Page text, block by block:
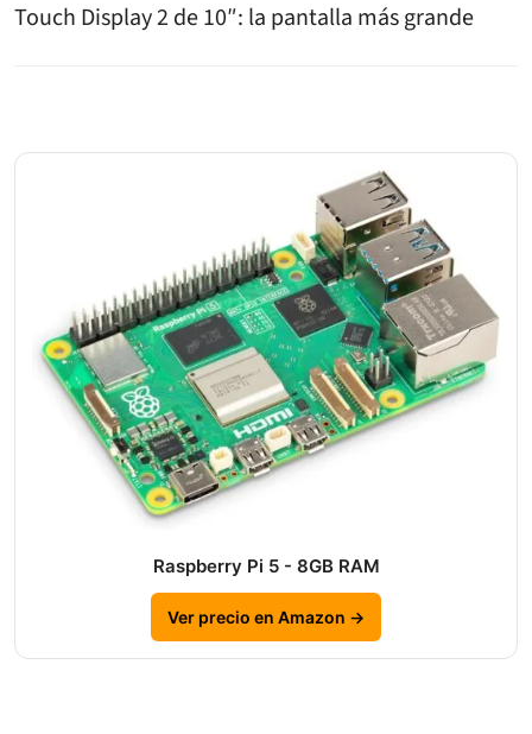
Touch Display 2 de 10″: la pantalla más grande
Raspberry Pi 5 - 8GB RAM
Ver precio en Amazon →